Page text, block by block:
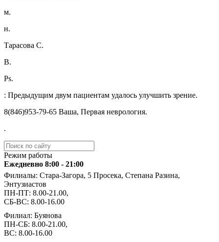
м.
н.
Тарасова С.
В.
Ps.
: Предыдущим двум пациентам удалось улучшить зрение.
️8(846)953-79-65 Ваша, Первая неврология.
.
Режим работы
Ежедневно 8:00 - 21:00
Филиалы: Стара-Загора, 5 Просека, Степана Разина,
Энтузиастов
ПН-ПТ: 8.00-21.00,
СБ-ВС: 8.00-16.00
Филиал: Буянова
ПН-СБ: 8.00-21.00,
ВС: 8.00-16.00